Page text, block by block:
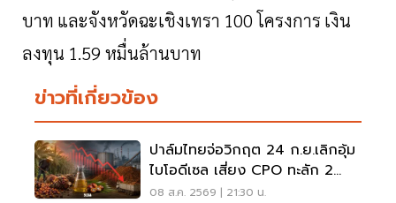
บาท และจังหวัดฉะเชิงเทรา 100โครงการ เงิน
ลงทุน 1.59 หมื่นล้านบาท
ข่าวที่เกี่ยวข้อง
ปาล์มไทยจ่อวิกฤต 24 ก.ย.เลิกอุ้ม
ไบโอดีเซล เสี่ยง CPO ทะลัก 2
ล้านตัน
08 ส.ค. 2569 | 21:30 น.